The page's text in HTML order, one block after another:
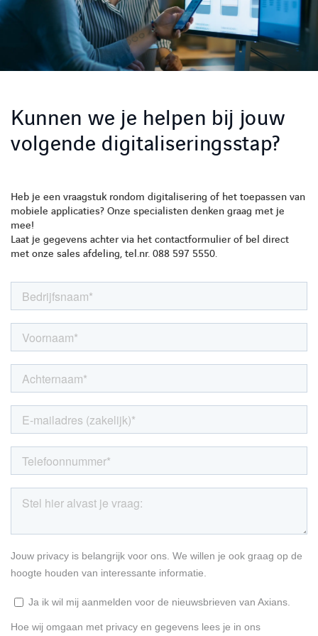
Kunnen we je helpen bij jouw
volgende digitaliseringsstap?
Heb je een vraagstuk rondom digitalisering of het toepassen van
mobiele applicaties? Onze specialisten denken graag met je
mee!
Laat je gegevens achter via het contactformulier of bel direct
met onze sales afdeling, tel.nr. 088 597 5550.